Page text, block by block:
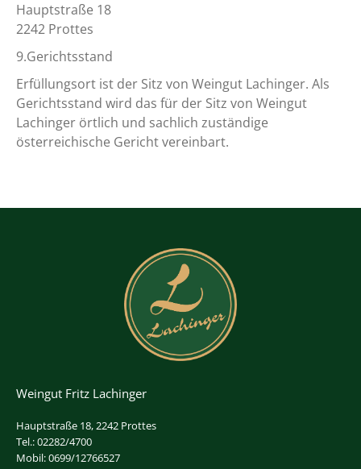
Hauptstraße 18
2242 Prottes
9.Gerichtsstand
Erfüllungsort ist der Sitz von Weingut Lachinger. Als
Gerichtsstand wird das für der Sitz von Weingut
Lachinger örtlich und sachlich zuständige
österreichische Gericht vereinbart.
Weingut Fritz Lachinger
Hauptstraße 18, 2242 Prottes
Tel.: 02282/4700
Mobil: 0699/12766527